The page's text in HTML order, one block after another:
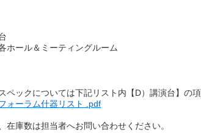
ホール＆ミーティングルーム
ペックについては下記リスト内【D）講演台】の項
ォーラム什器リスト .pdf
在庫数は担当者へお問い合わせください。